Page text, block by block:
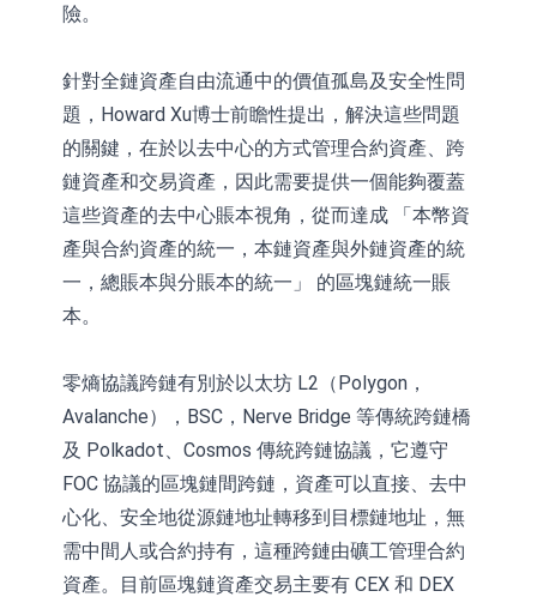
險。
針對全鏈資產自由流通中的價值孤島及安全性問
題，Howard Xu博士前瞻性提出，解決這些問題
的關鍵，在於以去中心的方式管理合約資產、跨
鏈資產和交易資產，因此需要提供一個能夠覆蓋
這些資產的去中心賬本視角，從而達成 「本幣資
產與合約資產的統一，本鏈資產與外鏈資產的統
一，總賬本與分賬本的統一」 的區塊鏈統一賬
本。
零熵協議跨鏈有別於以太坊 L2（Polygon，
Avalanche），BSC，Nerve Bridge 等傳統跨鏈橋
及 Polkadot、Cosmos 傳統跨鏈協議，它遵守
FOC 協議的區塊鏈間跨鏈，資產可以直接、去中
心化、安全地從源鏈地址轉移到目標鏈地址，無
需中間人或合約持有，這種跨鏈由礦工管理合約
資產。目前區塊鏈資產交易主要有 CEX 和 DEX